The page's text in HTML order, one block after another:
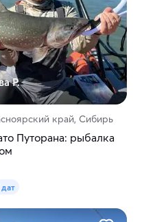
Р.
край, Сибирь
Путорана: рыбалка
дат